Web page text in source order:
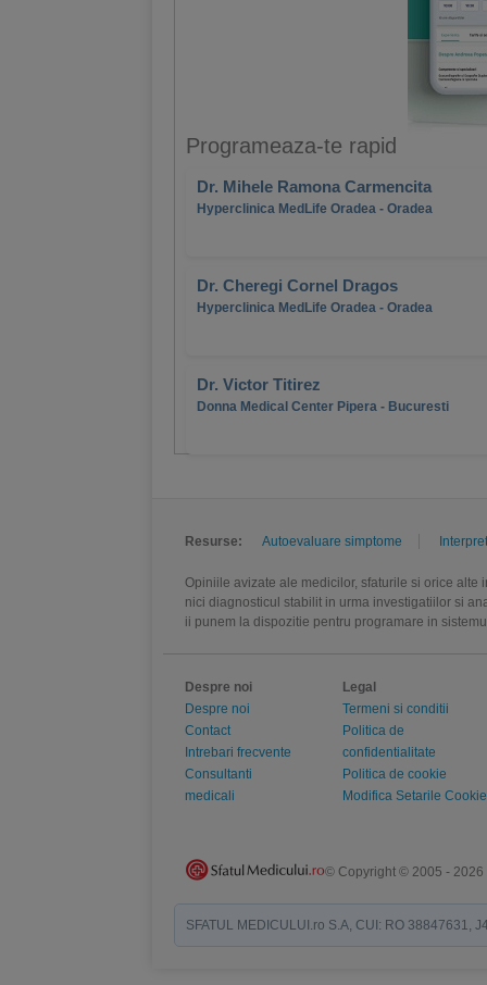
Programeaza-te rapid
Dr. Mihele Ramona Carmencita
Hyperclinica MedLife Oradea - Oradea
Dr. Cheregi Cornel Dragos
Hyperclinica MedLife Oradea - Oradea
Dr. Victor Titirez
Donna Medical Center Pipera - Bucuresti
Resurse: Autoevaluare simptome
Opiniile avizate ale medicilor, sfaturile si orice
nici diagnosticul stabilit in urma investigatiilor si
ii punem la dispozitie pentru programare in
Despre noi
Despre noi
Contact
Intrebari frecvente
Consultanti
medicali
Legal
Termeni si conditii
Politica de
confidentialitate
Politica de cookie
Modifica Setarile Cookie
© Copyright © 2005 - 2026
SFATUL MEDICULUI.ro S.A, CUI: RO 38847631,